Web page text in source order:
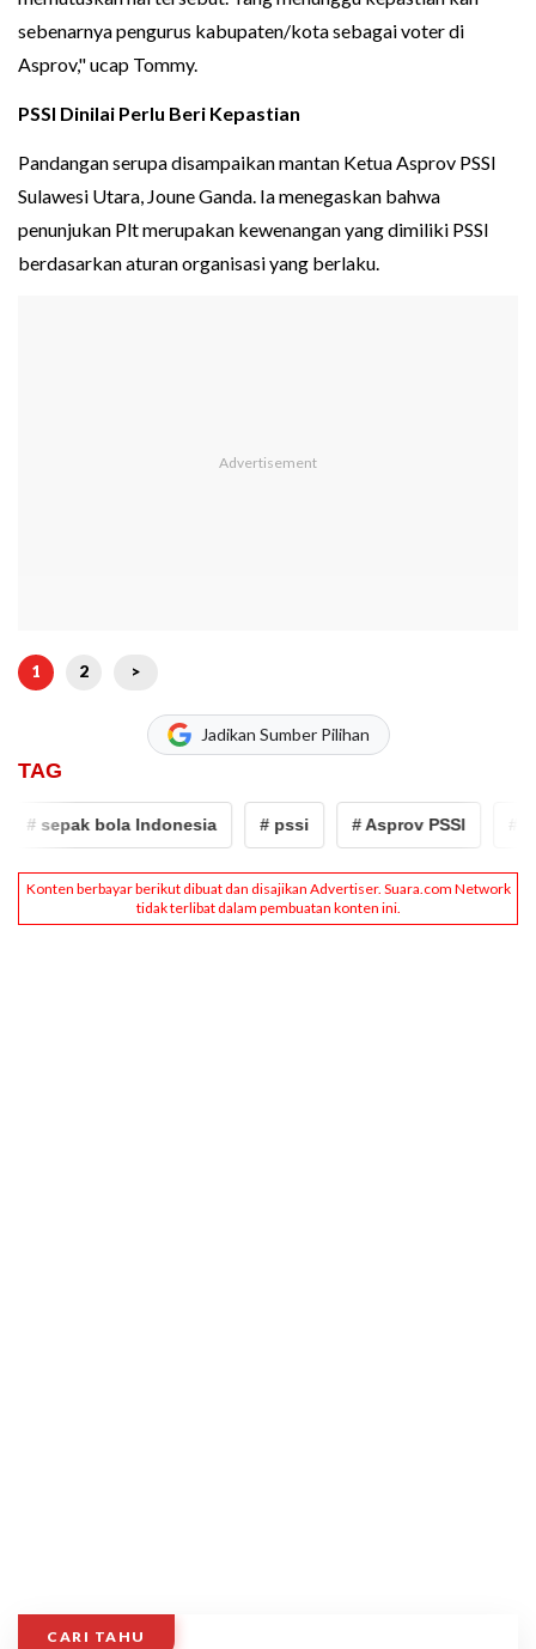
sebenarnya pengurus kabupaten/kota sebagai voter di
Asprov," ucap Tommy.
PSSI Dinilai Perlu Beri Kepastian
Pandangan serupa disampaikan mantan Ketua Asprov PSSI
Sulawesi Utara, Joune Ganda. Ia menegaskan bahwa
penunjukan Plt merupakan kewenangan yang dimiliki PSSI
berdasarkan aturan organisasi yang berlaku.
1 2 >
Jadikan Sumber Pilihan
TAG
# sepak bola Indonesia # pssi # Asprov PSSI #
CARI TAHU